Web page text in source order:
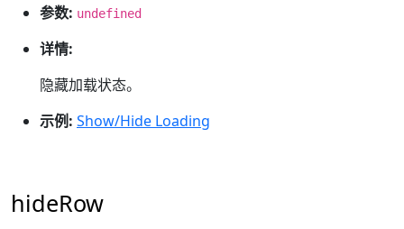
参数: undefined
详情:
隐藏加载状态。
示例: Show/Hide Loading
hideRow